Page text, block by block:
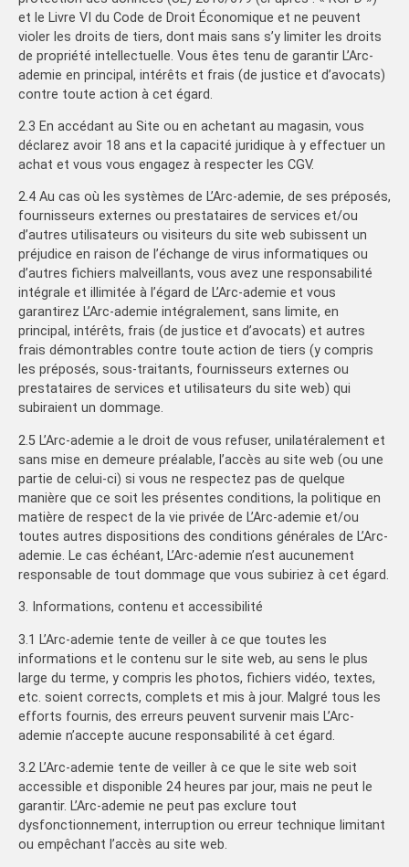
et le Livre VI du Code de Droit Économique et ne peuvent
violer les droits de tiers, dont mais sans s’y limiter les droits
de propriété intellectuelle. Vous êtes tenu de garantir L’Arc-
ademie en principal, intérêts et frais (de justice et d’avocats)
contre toute action à cet égard.
2.3 En accédant au Site ou en achetant au magasin, vous
déclarez avoir 18 ans et la capacité juridique à y effectuer un
achat et vous vous engagez à respecter les CGV.
2.4 Au cas où les systèmes de L’Arc-ademie, de ses préposés,
fournisseurs externes ou prestataires de services et/ou
d’autres utilisateurs ou visiteurs du site web subissent un
préjudice en raison de l’échange de virus informatiques ou
d’autres fichiers malveillants, vous avez une responsabilité
intégrale et illimitée à l’égard de L’Arc-ademie et vous
garantirez L’Arc-ademie intégralement, sans limite, en
principal, intérêts, frais (de justice et d’avocats) et autres
frais démontrables contre toute action de tiers (y compris
les préposés, sous-traitants, fournisseurs externes ou
prestataires de services et utilisateurs du site web) qui
subiraient un dommage.
2.5 L’Arc-ademie a le droit de vous refuser, unilatéralement et
sans mise en demeure préalable, l’accès au site web (ou une
partie de celui-ci) si vous ne respectez pas de quelque
manière que ce soit les présentes conditions, la politique en
matière de respect de la vie privée de L’Arc-ademie et/ou
toutes autres dispositions des conditions générales de L’Arc-
ademie. Le cas échéant, L’Arc-ademie n’est aucunement
responsable de tout dommage que vous subiriez à cet égard.
3. Informations, contenu et accessibilité
3.1 L’Arc-ademie tente de veiller à ce que toutes les
informations et le contenu sur le site web, au sens le plus
large du terme, y compris les photos, fichiers vidéo, textes,
etc. soient corrects, complets et mis à jour. Malgré tous les
efforts fournis, des erreurs peuvent survenir mais L’Arc-
ademie n’accepte aucune responsabilité à cet égard.
3.2 L’Arc-ademie tente de veiller à ce que le site web soit
accessible et disponible 24 heures par jour, mais ne peut le
garantir. L’Arc-ademie ne peut pas exclure tout
dysfonctionnement, interruption ou erreur technique limitant
ou empêchant l’accès au site web.